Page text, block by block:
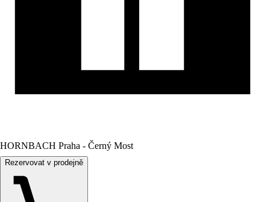
HORNBACH Praha - Černý Most
Rezervovat v prodejně